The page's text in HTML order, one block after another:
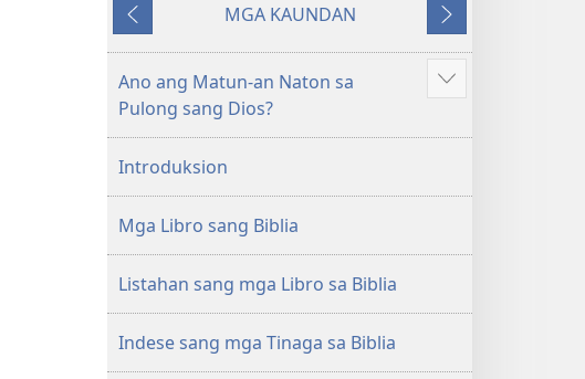
download
mga
publikasyon
Bag-
nga
Badbad
sang
Balaan
nga
Kasulatan
(2014 nga
download
Bag-
Badbad
Balaan
nga
Kasulatan
(2014 nga
Edisyon)
Ibalik
MGA KAUNDAN
Masunod
Ano ang Matun-an Naton sa
Pulong sang Dios?
Ipakita
iban
Introduksion
Mga Libro sang Biblia
Listahan sang mga Libro sa Biblia
Indese sang mga Tinaga sa Biblia